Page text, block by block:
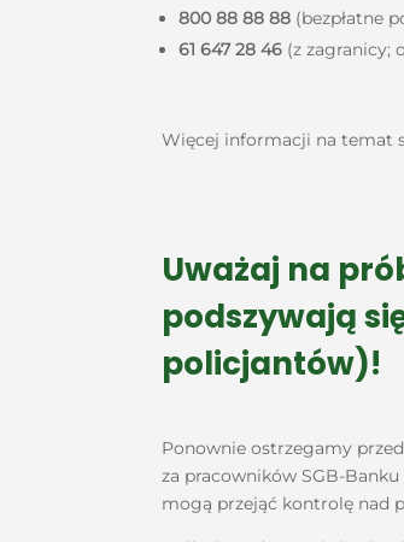
800 88 88 88 (bezpłatne
61 647 28 46 (z zagranicy;
Więcej informacji na temat
Uważaj na
podszywają
policjantów)!
Ponownie ostrzegamy
za pracowników SGB-
mogą przejąć kontrolę nad